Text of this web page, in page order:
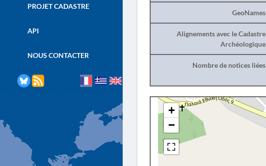
PROJET CADASTRE
API
NOUS CONTACTER
GeoNames
Alignements avec le Cadastre
Archéologique
Nombre de notices liées
+
−